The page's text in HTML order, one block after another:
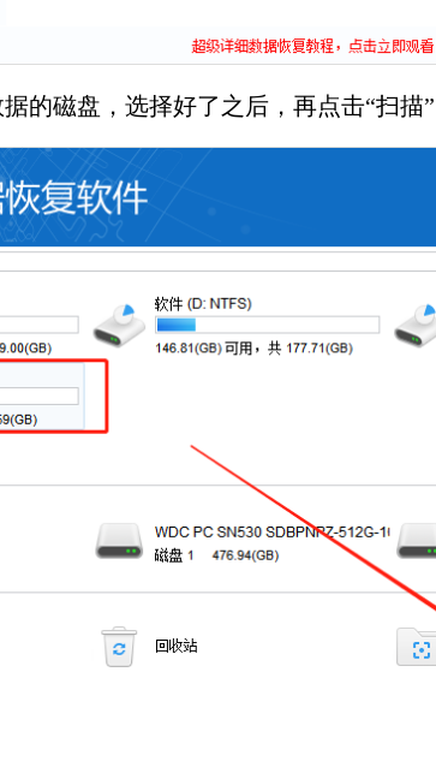
的磁盘，选择好了之后，再点击“扫描”